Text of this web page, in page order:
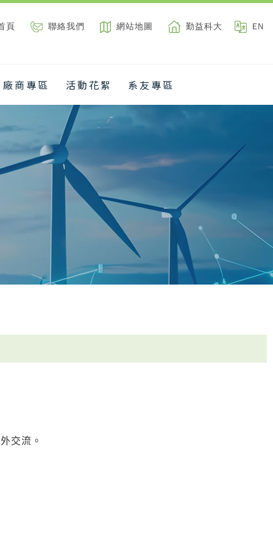
頁 聯絡我們 網站地圖 勤益科大 EN
廠商專區 活動花絮 系友專區
交流。